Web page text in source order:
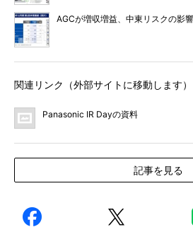
AGCが増収増益、中東リスクの影
関連リンク（外部サイトに移動します）
Panasonic IR Dayの資料
記事を見る